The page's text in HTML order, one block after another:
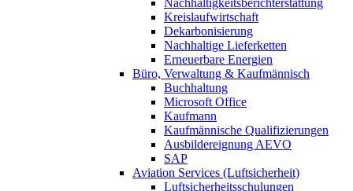
Kreislaufwirtschaft
Dekarbonisierung
Nachhaltige Lieferketten
Erneuerbare Energien
Büro, Verwaltung & Kaufmännisch
Buchhaltung
Microsoft Office
Kaufmann
Kaufmännische Qualifizierungen
Ausbildereignung AEVO
SAP
Aviation Services (Luftsicherheit)
Luftsicherheitsschulungen